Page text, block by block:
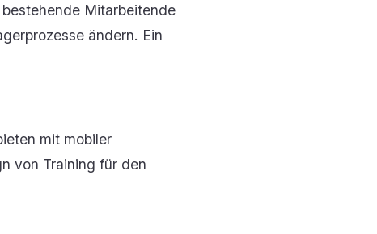
bestehende Mitarbeitende
ändern. Ein
mit mobiler
von Training für den